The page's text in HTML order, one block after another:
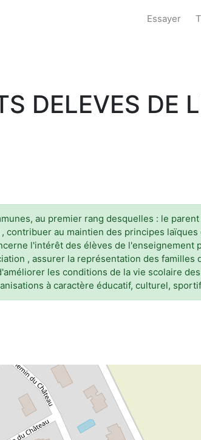
Essayer
DELEVES DE
au premier rang desquelles : le
au maintien des principes
l'intérêt des élèves de
, assurer la représentation des
les conditions de la vie scolaire
à caractère éducatif, culturel,